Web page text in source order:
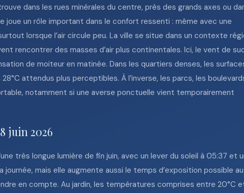
dans les rues minérales du centre, près des grands axes ou
joue un rôle important dans le confort ressenti : même avec une
lorsque l’air circule peu. La ville se situe dans un contexte
rencontrer des masses d’air plus continentales. Ici, le vent de
de moiteur en matinée. Dans les quartiers denses, les
attendus plus perceptibles. À l’inverse, les parcs, les
notamment si une averse ponctuelle vient temporairement
juin 2026
très longue lumière de fin juin, avec un lever du soleil à 05:37 et
mais elle augmente aussi le temps d’exposition possible au
en compte. Au jardin, les températures comprises entre 20°C